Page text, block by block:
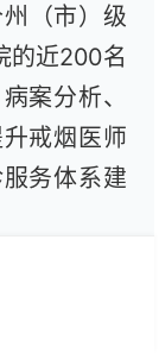
（市）级
的近200名
案分析、
戒烟医师
务体系建